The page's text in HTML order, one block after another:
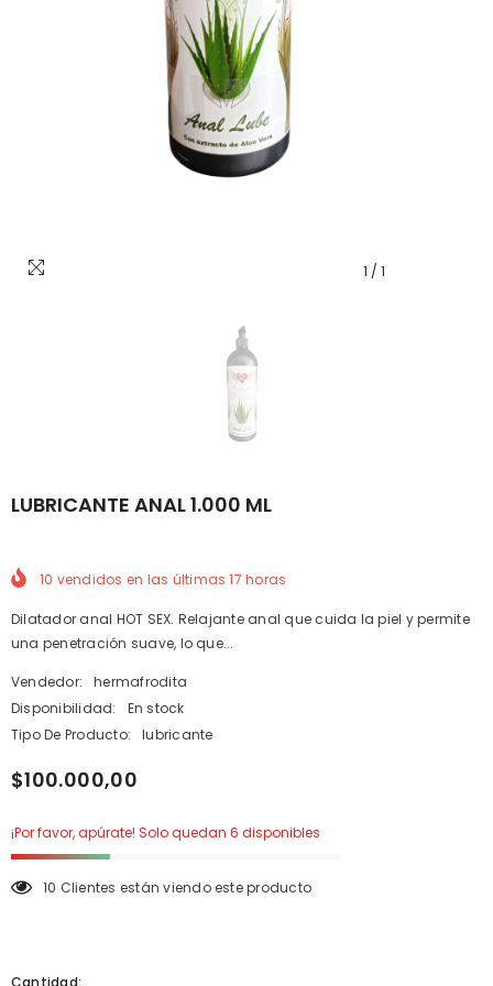
1 / 1
LUBRICANTE ANAL 1.000 ML
10 vendidos en las últimas17 horas
Dilatador anal HOT SEX. Relajante anal que cuida la piel y permite
una penetración suave, lo que...
Vendedor:
hermafrodita
Disponibilidad:
En stock
Tipo De Producto:
lubricante
$100.000,00
¡Por favor, apúrate! Solo quedan 6 disponibles
10 Clientes están viendo este producto